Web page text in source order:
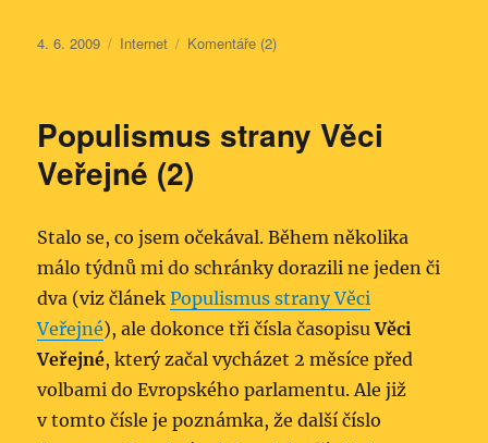
Publikováno:
4. 6. 2009 Rubriky:
Internet Komentáře (2)
Populismus strany Věci
Veřejné (2)
Stalo se, co jsem očekával. Během několika
málo týdnů mi do schránky dorazili ne jeden či
dva (viz článekPopulismus strany Věci
Veřejné), ale dokonce tři čísla časopisuVěci
Veřejné, který začal vycházet 2 měsíce před
volbami do Evropského parlamentu. Ale již
v tomto čísle je poznámka, že další číslo